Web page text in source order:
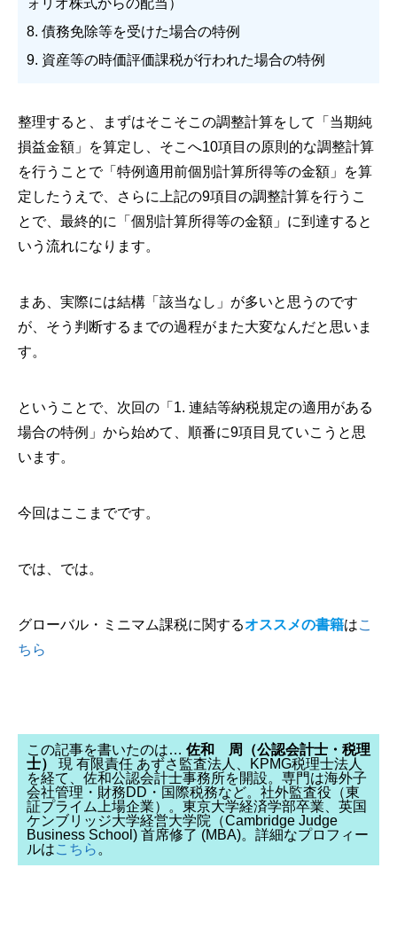
ォリオ株式からの配当）
8. 債務免除等を受けた場合の特例
9. 資産等の時価評価課税が行われた場合の特例
整理すると、まずはそこそこの調整計算をして「当期純
損益金額」を算定し、そこへ10項目の原則的な調整計算
を行うことで「特例適用前個別計算所得等の金額」を算
定したうえで、さらに上記の9項目の調整計算を行うこ
とで、最終的に「個別計算所得等の金額」に到達すると
いう流れになります。
まあ、実際には結構「該当なし」が多いと思うのです
が、そう判断するまでの過程がまた大変なんだと思いま
す。
ということで、次回の「1. 連結等納税規定の適用がある
場合の特例」から始めて、順番に9項目見ていこうと思
います。
今回はここまでです。
では、では。
グローバル・ミニマム課税に関するオススメの書籍はこ
ちら
この記事を書いたのは… 佐和 周（公認会計士・税理
士）
現 有限責任 あずさ監査法人、KPMG税理士法人
を経て、佐和公認会計士事務所を開設。専門は海外子
会社管理・財務DD・国際税務など。社外監査役（東
証プライム上場企業）。東京大学経済学部卒業、英国
ケンブリッジ大学経営大学院（Cambridge Judge
Business School) 首席修了 (MBA)。詳細なプロフィー
ルはこちら 。